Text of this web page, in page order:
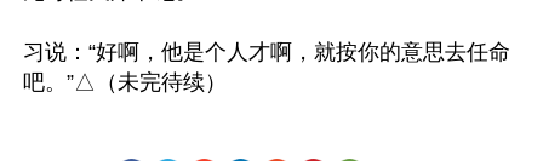
习说：“好啊，他是个人才啊，就按你的意思去任命